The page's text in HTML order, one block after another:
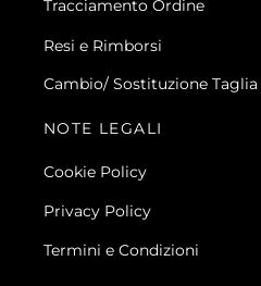
Tracciamento Ordine
Resi e Rimborsi
Cambio/ Sostituzione Taglia
NOTE LEGALI
Cookie Policy
Privacy Policy
Termini e Condizioni